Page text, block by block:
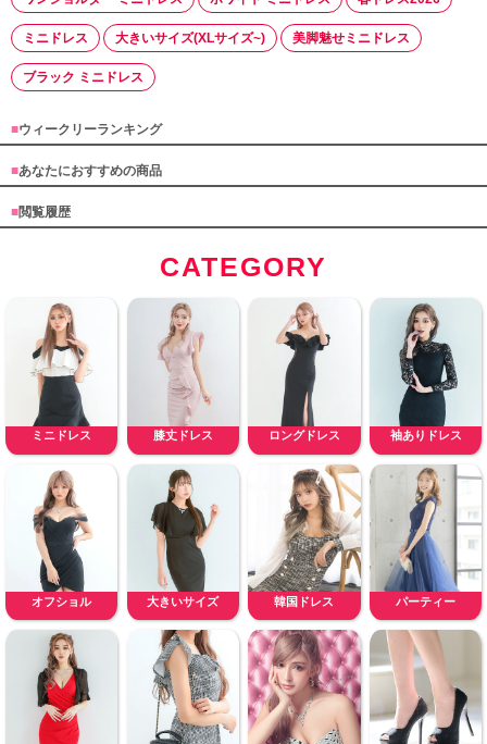
ミニドレス 大きいサイズ(XLサイズ~) 美脚魅せミニドレス
ブラック ミニドレス
■ウィークリーランキング
■あなたにおすすめの商品
■閲覧履歴
CATEGORY
ミニドレス 膝丈ドレス ロングドレス 袖ありドレス
オフショル 大きいサイズ 韓国ドレス パーティー